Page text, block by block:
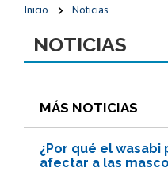
Inicio Noticias
NOTICIAS
MÁS NOTICIAS
¿Por qué el wasabi
afectar a las